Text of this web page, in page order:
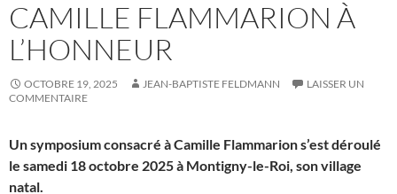
CAMILLE FLAMMARION À
L’HONNEUR
OCTOBRE 19, 2025 JEAN-BAPTISTE FELDMANN
LAISSER UN
COMMENTAIRE
Un symposium consacré à Camille Flammarion s’est déroulé
le samedi 18 octobre 2025 à Montigny-le-Roi, son village
natal.